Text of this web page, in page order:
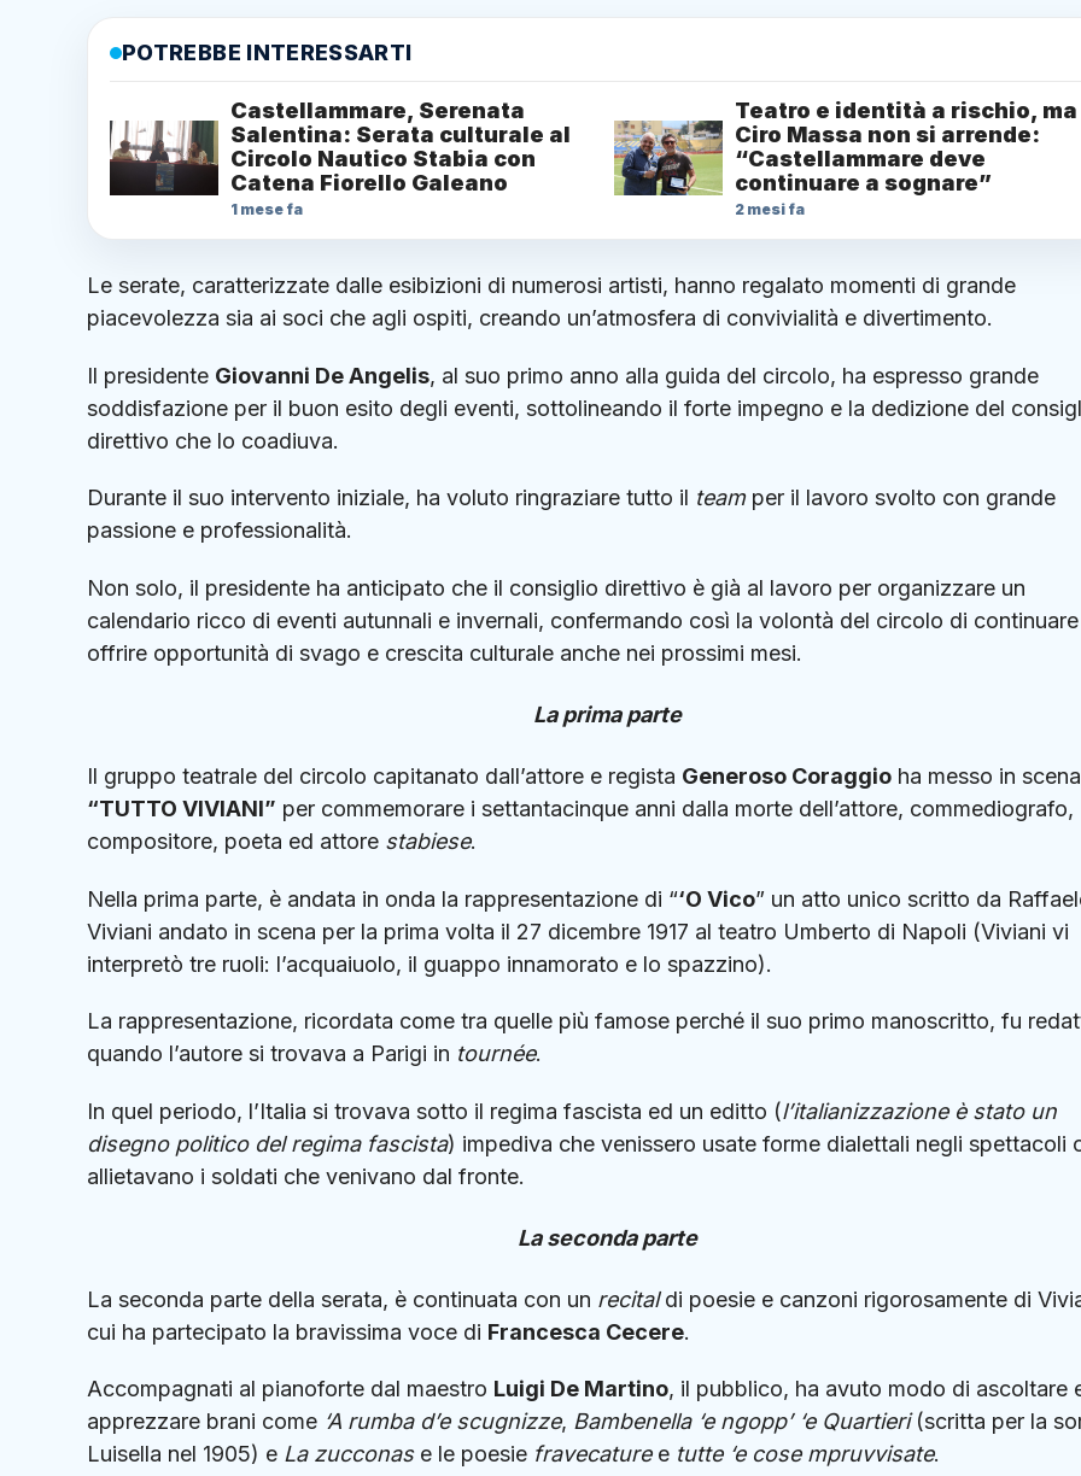
POTREBBE INTERESSARTI
Castellammare, Serenata
Salentina: Serata culturale al
Circolo Nautico Stabia con
Catena Fiorello Galeano
1 mese fa
Teatro e identità a rischio, ma
Ciro Massa non si arrende:
“Castellammare deve
continuare a sognare”
2 mesi fa
Le serate, caratterizzate dalle esibizioni di numerosi artisti, hanno regalato momenti di grande
piacevolezza sia ai soci che agli ospiti, creando un’atmosfera di convivialità e divertimento.
Il presidente Giovanni De Angelis, al suo primo anno alla guida del circolo, ha espresso grande
soddisfazione per il buon esito degli eventi, sottolineando il forte impegno e la dedizione del
direttivo che lo coadiuva.
Durante il suo intervento iniziale, ha voluto ringraziare tutto il teamper il lavoro svolto con grande
passione e professionalità.
Non solo, il presidente ha anticipato che il consiglio direttivo è già al lavoro per organizzare un
calendario ricco di eventi autunnali e invernali, confermando così la volontà del circolo di
offrire opportunità di svago e crescita culturale anche nei prossimi mesi.
La prima parte
Il gruppo teatrale del circolo capitanato dall’attore e regista Generoso Coraggio ha messo in scena
“TUTTO VIVIANI” per commemorare i settantacinque anni dalla morte dell’attore, commediografo,
compositore, poeta ed attore stabiese.
Nella prima parte, è andata in onda la rappresentazione di “‘O Vico” un atto unico scritto da
Viviani andato in scena per la prima volta il 27 dicembre 1917 al teatro Umberto di Napoli (Viviani vi
interpretò tre ruoli: l’acquaiuolo, il guappo innamorato e lo spazzino).
La rappresentazione, ricordata come tra quelle più famose perché il suo primo manoscritto, fu
quando l’autore si trovava a Parigi in tournée.
In quel periodo, l’Italia si trovava sotto il regima fascista ed un editto (l’italianizzazione è stato un
disegno politico del regima fascista) impediva che venissero usate forme dialettali negli spettacoli
allietavano i soldati che venivano dal fronte.
La seconda parte
La seconda parte della serata, è continuata con un recitaldi poesie e canzoni rigorosamente di
cui ha partecipato la bravissima voce di Francesca Cecere.
Accompagnati al pianoforte dal maestro Luigi De Martino, il pubblico, ha avuto modo di ascoltare
apprezzare brani come ‘A rumba d’e scugnizze, Bambenella ‘e ngopp’ ‘e Quartieri(scritta per la
Luisella nel 1905) e La zucconas e le poesie fravecaturee tutte ‘e cose mpruvvisate.